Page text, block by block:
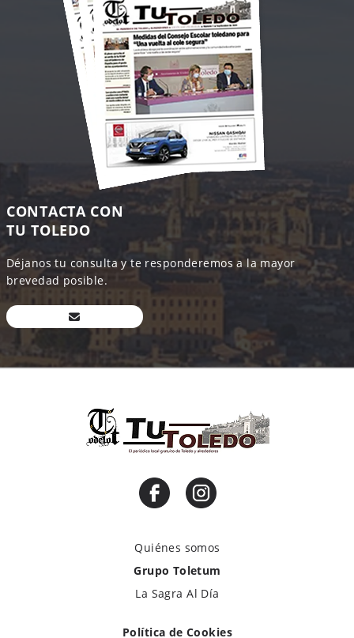
CONTACTA CON
TU TOLEDO
Déjanos tu consulta y te responderemos a la mayor
brevedad posible.
Quiénes somos
Grupo Toletum
La Sagra Al Día
Política de Cookies